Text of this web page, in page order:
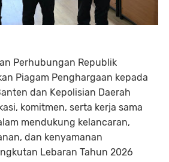
Perhubungan Republik
Piagam Penghargaan kepada
dan Kepolisian Daerah
komitmen, serta kerja sama
mendukung kelancaran,
dan kenyamanan
Lebaran Tahun 2026